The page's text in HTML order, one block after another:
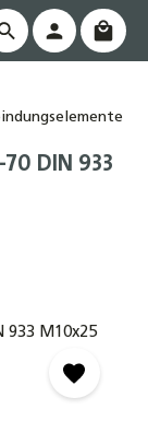
DIN 933